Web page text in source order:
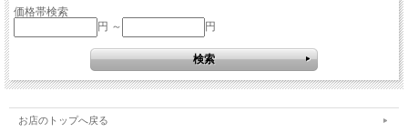
価格帯検索
円 ～
円
お店のトップへ戻る